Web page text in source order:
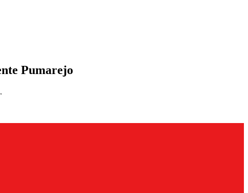
Pumarejo